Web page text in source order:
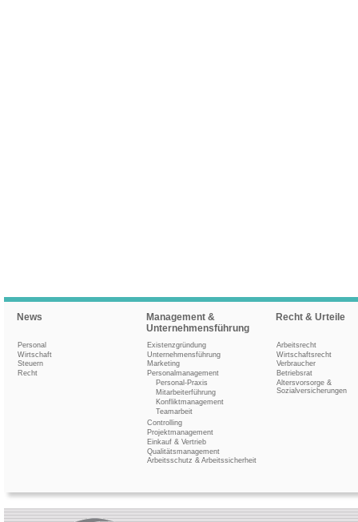
News
Personal
Wirtschaft
Steuern
Recht
Management &
Unternehmensführung
Existenzgründung
Unternehmensführung
Marketing
Personalmanagement
Personal-Praxis
Mitarbeiterführung
Konfliktmanagement
Teamarbeit
Controlling
Projektmanagement
Einkauf & Vertrieb
Qualitätsmanagement
Arbeitsschutz & Arbeitssicherheit
Recht & Urteile
Arbeitsrecht
Wirtschaftsrecht
Verbraucher
Betriebsrat
Altersvorsorge &
Sozialversicherungen